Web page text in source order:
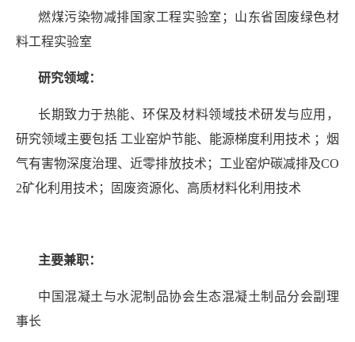
燃煤污染物减排国家工程实验室；山东省固废绿色材
料工程实验室
研究领域：
长期致力于热能、环保及材料领域技术研发与应用，
研究领域主要包括 工业窑炉节能、能源梯度利用技术 ；烟
气有害物深度治理、近零排放技术；工业窑炉碳减排及CO
2矿化利用技术；固废资源化、高质材料化利用技术
主要兼职：
中国混凝土与水泥制品协会生态混凝土制品分会副理
事长